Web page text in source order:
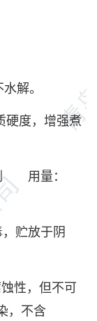
解。
硬度，增强煮
用量：
贮放于阴
性，但不可
，不含